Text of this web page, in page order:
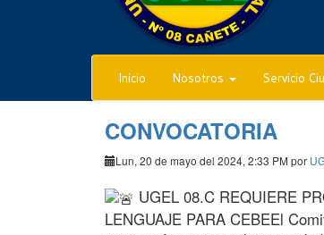
Inicio Nosotros Servicio
CONVOCATORIA
Lun, 20 de mayo del 2024, 2:33 PM por
UGEL 08.C REQUIERE
LENGUAJE PARA CEBEEl